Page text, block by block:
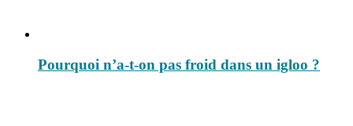
Pourquoi n’a-t-on pas froid dans un igloo ?